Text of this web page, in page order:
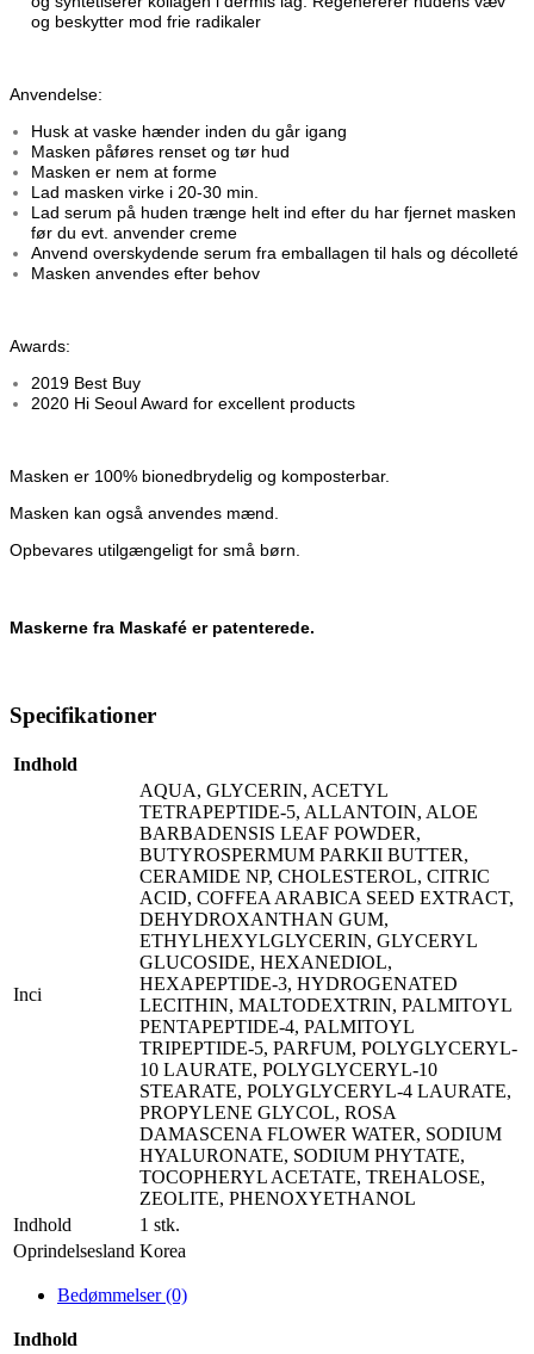
og beskytter mod frie radikaler
Anvendelse:
Husk at vaske hænder inden du går igang
Masken påføres renset og tør hud
Masken er nem at forme
Lad masken virke i 20-30 min.
Lad serum på huden trænge helt ind efter du har fjernet masken
før du evt. anvender creme
Anvend overskydende serum fra emballagen til hals og décolleté
Masken anvendes efter behov
Awards:
2019 Best Buy
2020 Hi Seoul Award for excellent products
Masken er 100% bionedbrydelig og komposterbar.
Masken kan også anvendes mænd.
Opbevares utilgængeligt for små børn.
Maskerne fra Maskafé er patenterede.
Specifikationer
Indhold
Inci
AQUA, GLYCERIN, ACETYL
TETRAPEPTIDE-5, ALLANTOIN, ALOE
BARBADENSIS LEAF POWDER,
BUTYROSPERMUM PARKII BUTTER,
CERAMIDE NP, CHOLESTEROL, CITRIC
ACID, COFFEA ARABICA SEED EXTRACT,
DEHYDROXANTHAN GUM,
ETHYLHEXYLGLYCERIN, GLYCERYL
GLUCOSIDE, HEXANEDIOL,
HEXAPEPTIDE-3, HYDROGENATED
LECITHIN, MALTODEXTRIN, PALMITOYL
PENTAPEPTIDE-4, PALMITOYL
TRIPEPTIDE-5, PARFUM, POLYGLYCERYL-
10 LAURATE, POLYGLYCERYL-10
STEARATE, POLYGLYCERYL-4 LAURATE,
PROPYLENE GLYCOL, ROSA
DAMASCENA FLOWER WATER, SODIUM
HYALURONATE, SODIUM PHYTATE,
TOCOPHERYL ACETATE, TREHALOSE,
ZEOLITE, PHENOXYETHANOL
Indhold
1 stk.
Oprindelsesland Korea
Bedømmelser (0)
Indhold